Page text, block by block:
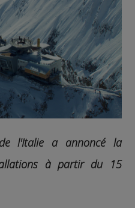
l'Italie a annoncé la
à partir du 15